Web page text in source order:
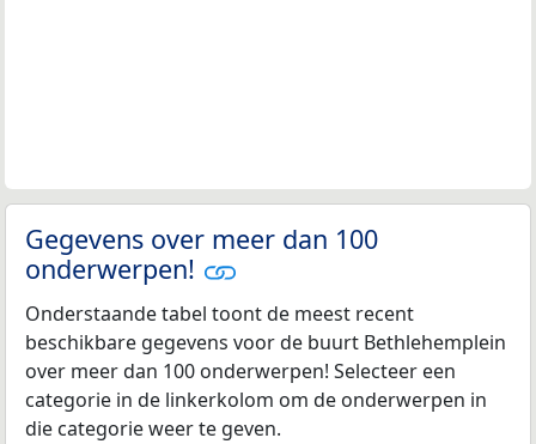
Gegevens over meer dan 100
onderwerpen!
Onderstaande tabel toont de meest recent
beschikbare gegevens voor de buurt Bethlehemplein
over meer dan 100 onderwerpen! Selecteer een
categorie in de linkerkolom om de onderwerpen in
die categorie weer te geven.